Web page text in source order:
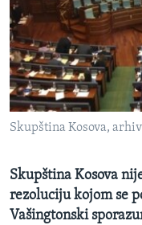
MAGAZIN
O GLASU AMERIKE
Learning English
PRATITE NAS
Jezici
Skupština Kosova,
Skupština Kosova
rezoluciju kojom se
Vašingtonski